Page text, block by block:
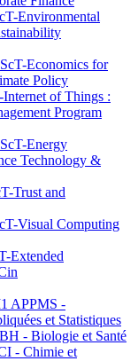
Environmental
Economics for
Policy
of Things :
Program
Energy
Technology &
Trust and
Visual Computing
Extended
APPMS -
et Statistiques
- Biologie et Santé
- Chimie et